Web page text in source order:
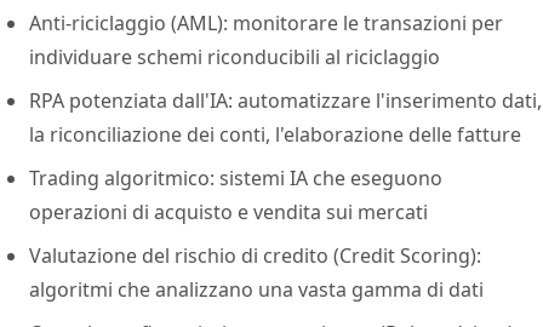
Anti-riciclaggio (AML): monitorare le transazioni per
individuare schemi riconducibili al riciclaggio
RPA potenziata dall'IA: automatizzare l'inserimento dati,
la riconciliazione dei conti, l'elaborazione delle fatture
Trading algoritmico: sistemi IA che eseguono
operazioni di acquisto e vendita sui mercati
Valutazione del rischio di credito (Credit Scoring):
algoritmi che analizzano una vasta gamma di dati